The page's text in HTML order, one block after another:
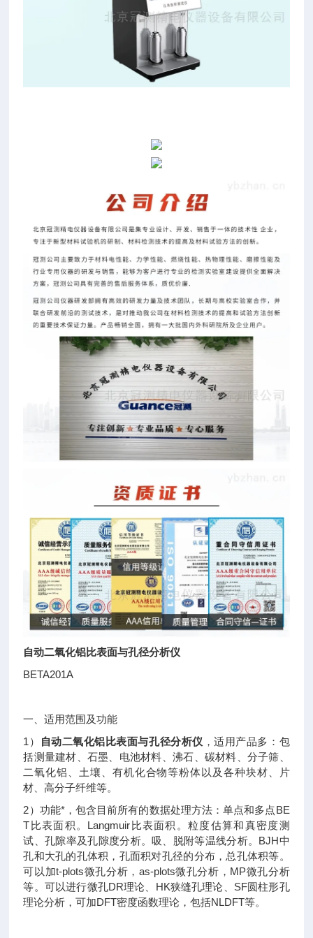
自动二氧化铝比表面与孔径分析仪
BETA201A
一、适用范围及功能
1）
自动二氧化铝比表面与孔径分析仪 ，适用产品多：包
括测量建材、石墨、电池材料、沸石、碳材料、分子筛、
二氧化铝、土壤、有机化合物等粉体以及各种块材、片
材、高分子纤维等。
2）功能*，包含目前所有的数据处理方法：单点和多点BE
T比表面积。Langmuir比表面积。粒度估算和真密度测
试、孔隙率及孔隙度分析。吸、脱附等温线分析。BJH中
孔和大孔的孔体积，孔面积对孔径的分布，总孔体积等。
可以加t-plots微孔分析，as-plots微孔分析，MP微孔分析
等。可以进行微孔DR理论、HK狭缝孔理论、SF圆柱形孔
理论分析，可加DFT密度函数理论，包括NLDFT等。